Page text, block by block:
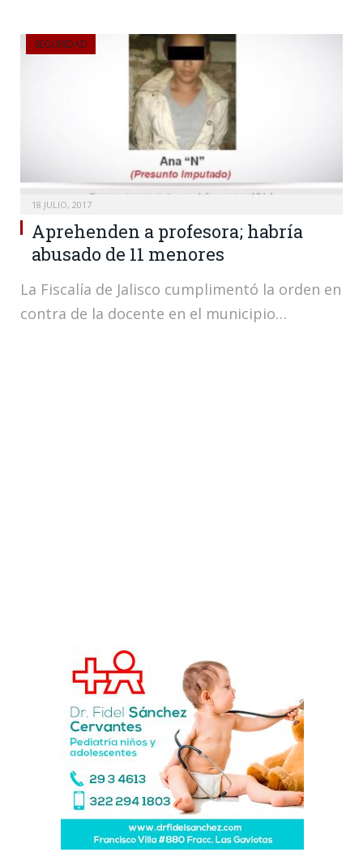
SEGURIDAD
18 JULIO, 2017
Aprehenden a profesora; habría
abusado de 11 menores
La Fiscalía de Jalisco cumplimentó la orden en
contra de la docente en el municipio…